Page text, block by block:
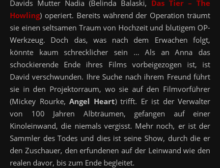
Davids Mutter Nadia (Belinda Balaski, Das Tier – The
Howling) operiert. Bereits während der Operation träumt
sie einen seltsamen Traum von Hochzeit und blutigem OP-
Werkzeug. Doch das, was nach dem Erwachen folgt,
könnte kaum schrecklicher sein … Als an Anna das
schockierende Ende ihres Films vorbeigezogen ist, ist
David verschwunden. Ihre Suche nach ihrem Freund führt
sie in den Projektorraum, wo sie auf den Filmvorführer
(Mickey Rourke, Angel Heart) trifft. Er ist der Verwalter
von 100 Jahren Albträumen, gefangen auf einer
Kinoleinwand, die niemals vergisst. Mehr noch, er ist der
Sammler des Todes und dies ist seine Show, durch die er
den Zuschauer, den erfundenen auf der Leinwand wie den
realen davor, bis zum Ende begleitet.